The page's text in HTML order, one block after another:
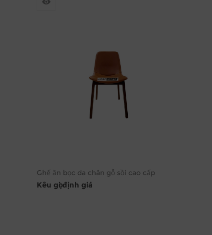
Ghế ăn bọc da chân gỗ sồi cao cấp
Kêu gọi định giá